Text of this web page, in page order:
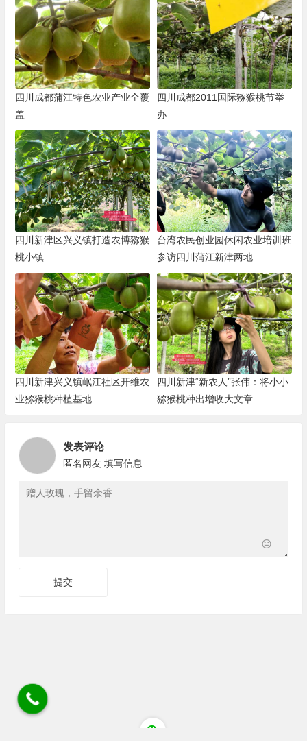
四川成都蒲江特色农业产业全覆
盖
四川成都2011国际猕猴桃节举
办
四川新津区兴义镇打造农博猕猴
桃小镇
台湾农民创业园休闲农业培训班
参访四川蒲江新津两地
四川新津兴义镇岷江社区开维农
业猕猴桃种植基地
四川新津“新农人”张伟：将小小
猕猴桃种出增收大文章
发表评论
匿名网友 填写信息